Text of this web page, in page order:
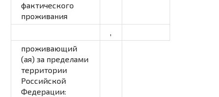
фактического
проживания
,
проживающий
(ая) за пределами
территории
Российской
Федерации: